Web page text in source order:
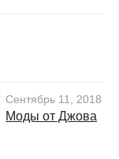
Сентябрь 11, 2018
Моды от Джова